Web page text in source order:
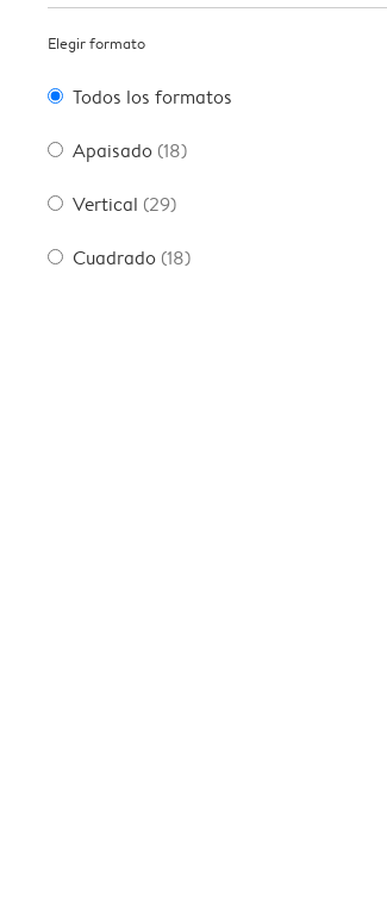
Elegir formato
Todos los formatos
Apaisado (18)
Vertical (29)
Cuadrado (18)